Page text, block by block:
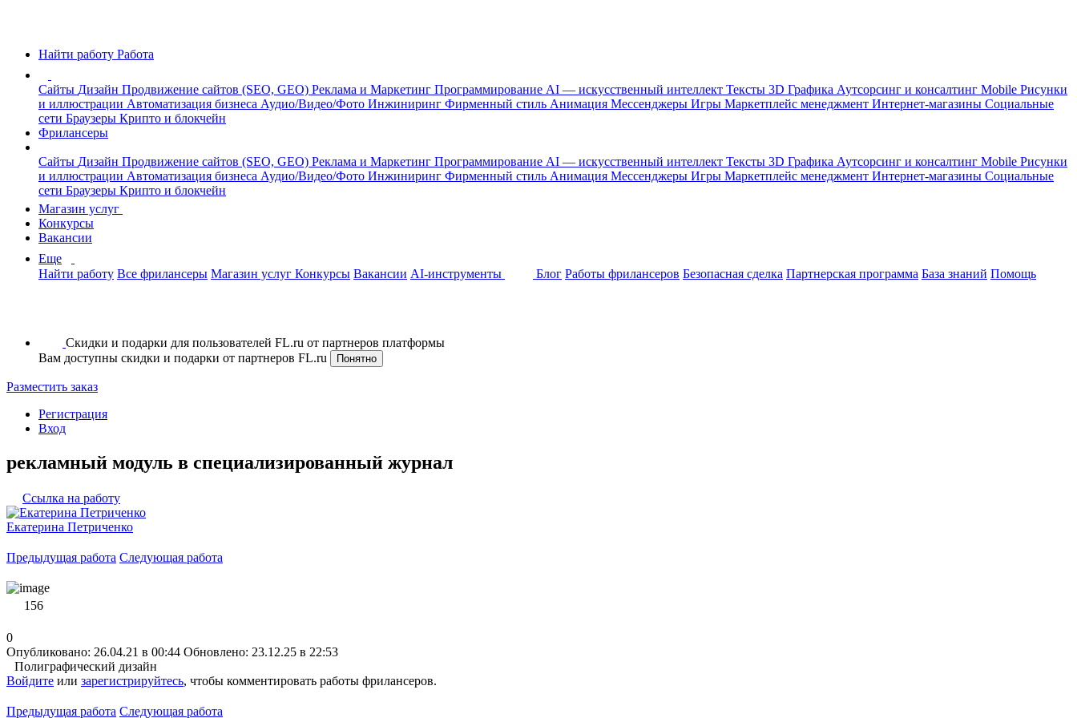
Найти работу Работа
Сайты Дизайн Продвижение сайтов (SEO, GEO) Реклама и Маркетинг Программирование AI — искусственный интеллект Тексты 3D Графика Аутсорсинг и консалтинг Mobile Рисунки
и иллюстрации Автоматизация бизнеса Аудио/Видео/Фото Инжиниринг Фирменный стиль Анимация Мессенджеры Игры Маркетплейс менеджмент Интернет-магазины Социальные
сети Браузеры Крипто и блокчейн
Фрилансеры
Сайты Дизайн Продвижение сайтов (SEO, GEO) Реклама и Маркетинг Программирование AI — искусственный интеллект Тексты 3D Графика Аутсорсинг и консалтинг Mobile Рисунки
и иллюстрации Автоматизация бизнеса Аудио/Видео/Фото Инжиниринг Фирменный стиль Анимация Мессенджеры Игры Маркетплейс менеджмент Интернет-магазины Социальные
сети Браузеры Крипто и блокчейн
Магазин услуг
Конкурсы
Вакансии
Еще
Найти работу Все фрилансеры Магазин услуг Конкурсы Вакансии AI-инструменты Блог Работы фрилансеров Безопасная сделка Партнерская программа База знаний Помощь
Скидки и подарки для пользователей FL.ru от партнеров платформы
Вам доступны скидки и подарки от партнеров FL.ru
Понятно
Разместить заказ
Регистрация
Вход
рекламный модуль в специализированный журнал
Ссылка на работу
Екатерина Петриченко
Предыдущая работа Следующая работа
156
0
Опубликовано: 26.04.21 в 00:44 Обновлено: 23.12.25 в 22:53
Полиграфический дизайн
Войдите или зарегистрируйтесь, чтобы комментировать работы фрилансеров.
Предыдущая работа Следующая работа